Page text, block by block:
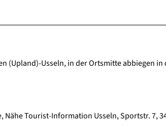
(Upland)-Usseln, in der Ortsmitte abbiegen
Tourist-Information Usseln, Sportstr. 7,